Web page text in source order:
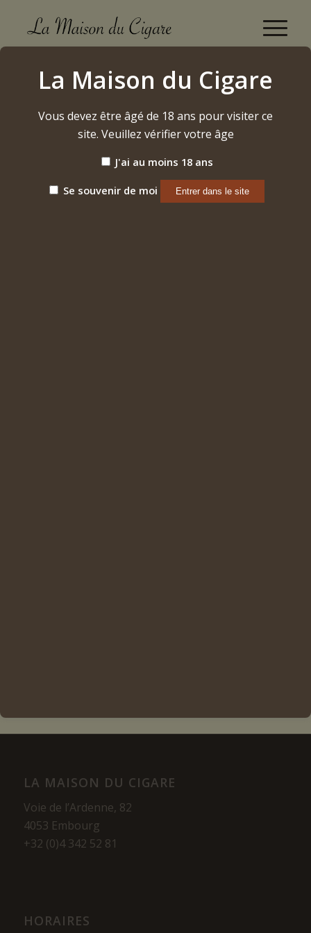
Guillermo Leòn Family Reserve Gran Toro (2024)
Accueil /
Etiquette: Guillermo Leòn Family Reserve Gran Toro
Par défaut
Afficher 15 Produits par page
LA MAISON DU CIGARE
Voie de l’Ardenne, 82
4053 Embourg
+32 (0)4 342 52 81
HORAIRES
La Maison du Cigare
Vous devez être âgé de 18 ans pour visiter ce
site. Veuillez vérifier votre âge
J'ai au moins 18 ans
Se souvenir de moi